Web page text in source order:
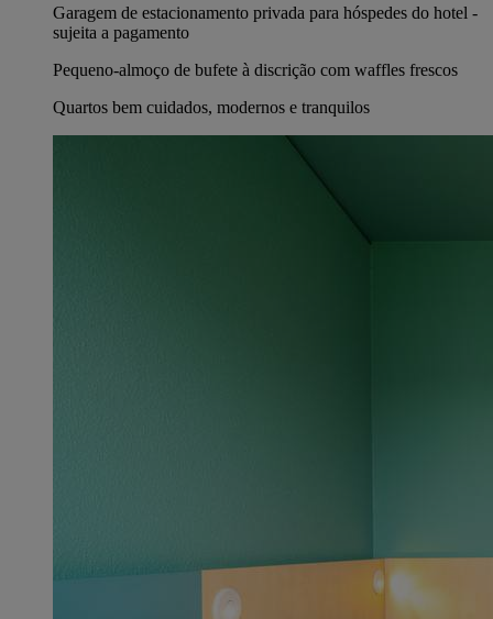
Garagem de estacionamento privada para hóspedes do hotel -
sujeita a pagamento
Pequeno-almoço de bufete à discrição com waffles frescos
Quartos bem cuidados, modernos e tranquilos